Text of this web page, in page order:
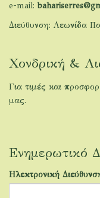
e-mail:
Διεύθυνση: Λεωνίδα
Χονδρική &
Για τιμές και
μας.
Ενημερωτικό
Ηλεκτρονική